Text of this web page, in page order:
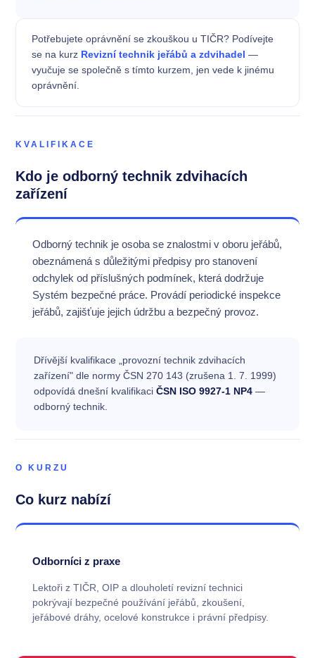
Potřebujete oprávnění se zkouškou u TIČR? Podívejte
se na kurz Revizní technik jeřábů a zdvihadel —
vyučuje se společně s tímto kurzem, jen vede k jinému
oprávnění.
KVALIFIKACE
Kdo je odborný technik zdvihacích
zařízení
Odborný technik je osoba se znalostmi v oboru jeřábů,
obeznámená s důležitými předpisy pro stanovení
odchylek od příslušných podmínek, která dodržuje
Systém bezpečné práce. Provádí periodické inspekce
jeřábů, zajišťuje jejich údržbu a bezpečný provoz.
Dřívější kvalifikace „provozní technik zdvihacích
zařízení" dle normy ČSN 270 143 (zrušena 1. 7. 1999)
odpovídá dnešní kvalifikaciČSN ISO 9927-1 NP4 —
odborný technik.
O KURZU
Co kurz nabízí
Odborníci z praxe
Lektoři z TIČR, OIP a dlouholetí revizní technici
pokrývají bezpečné používání jeřábů, zkoušení,
jeřábové dráhy, ocelové konstrukce i právní předpisy.